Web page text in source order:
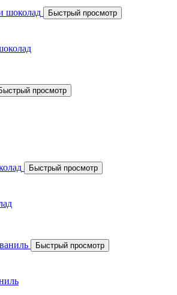
Быстрый просмотр
просмотр
Быстрый просмотр
Быстрый просмотр